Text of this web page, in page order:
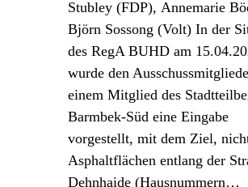
Stubley (FDP), Annemarie
Björn Sossong (Volt) In der
des RegA BUHD am
wurde den
einem Mitglied des
Barmbek-Süd eine Eingabe
vorgestellt, mit dem Ziel,
Asphaltflächen entlang der
Dehnhaide (Hausnummern…